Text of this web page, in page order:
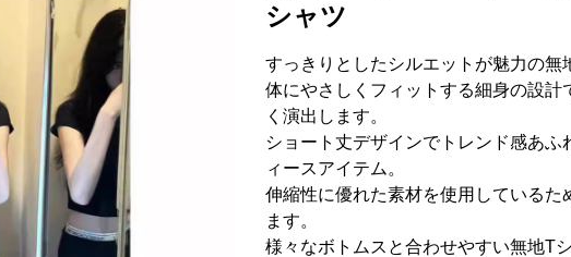
シャツ
すっきりとしたシルエットが魅力の無
体にやさしくフィットする細身の設計
く演出します。
ショート丈デザインでトレンド感あ
ィースアイテム。
伸縮性に優れた素材を使用しているた
ます。
様々なボトムスと合わせやすい無地T